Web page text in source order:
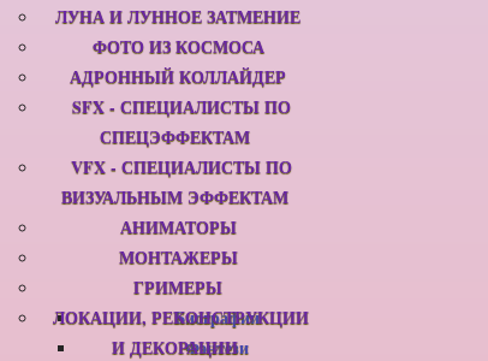
ЛУНА И ЛУННОЕ ЗАТМЕНИЕ
ФОТО ИЗ КОСМОСА
АДРОННЫЙ КОЛЛАЙДЕР
Биографии
Фэнтези
SFX - СПЕЦИАЛИСТЫ ПО
СПЕЦЭФФЕКТАМ
VFX - СПЕЦИАЛИСТЫ ПО
ВИЗУАЛЬНЫМ ЭФФЕКТАМ
АНИМАТОРЫ
МОНТАЖЕРЫ
ГРИМЕРЫ
ЛОКАЦИИ, РЕКОНСТРУКЦИИ
И ДЕКОРАЦИИ